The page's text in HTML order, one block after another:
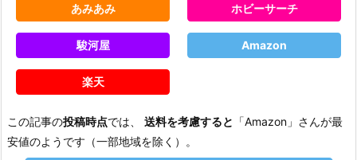
あみあみ ホビーサーチ
駿河屋 Amazon
楽天
この記事の投稿時点では、 送料を考慮すると 「Amazon」さんが最
安値のようです（一部地域を除く）。